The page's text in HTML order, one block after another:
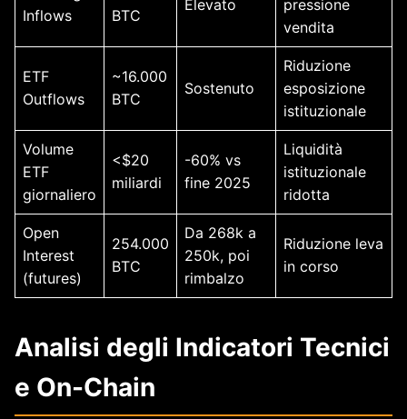
Inflows
BTC
Elevato
pressione
vendita
ETF
Outflows
~16.000
BTC
Sostenuto
Riduzione
esposizione
istituzionale
Volume
ETF
giornaliero
<$20
miliardi
-60% vs
fine 2025
Liquidità
istituzionale
ridotta
Open
Interest
(futures)
254.000
BTC
Da 268k a
250k, poi
rimbalzo
Riduzione leva
in corso
Analisi degli Indicatori Tecnici
e On-Chain